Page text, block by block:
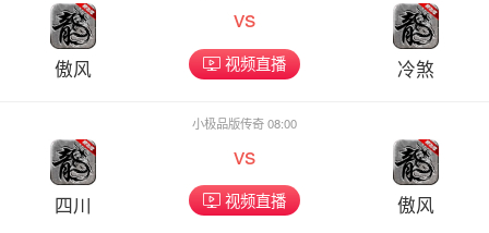
傲风
vs
视频直播 冷煞
四川
小极品版传奇 08:00
vs
视频直播 傲风